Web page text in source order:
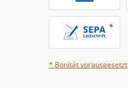
* Bonität vorausgesetzt